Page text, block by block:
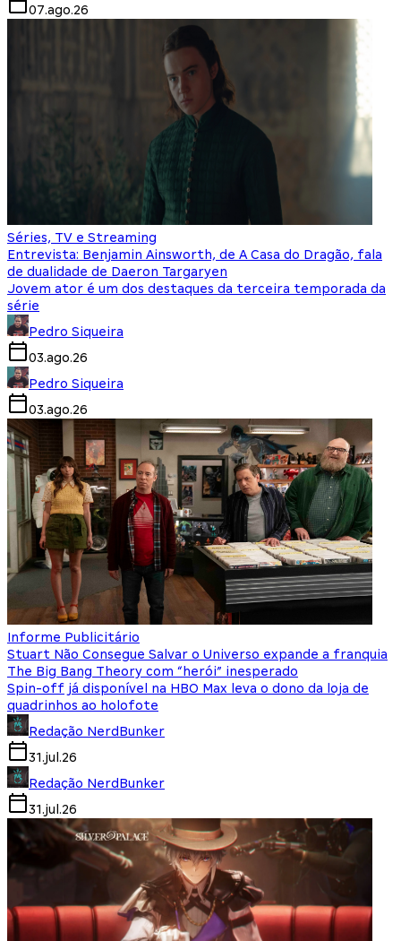
07.ago.26
Séries, TV e Streaming
Entrevista: Benjamin Ainsworth, de A Casa do Dragão, fala
de dualidade de Daeron Targaryen
Jovem ator é um dos destaques da terceira temporada da
série
Pedro Siqueira
03.ago.26
Pedro Siqueira
03.ago.26
Informe Publicitário
Stuart Não Consegue Salvar o Universo expande a franquia
The Big Bang Theory com “herói” inesperado
Spin-off já disponível na HBO Max leva o dono da loja de
quadrinhos ao holofote
Redação NerdBunker
31.jul.26
Redação NerdBunker
31.jul.26